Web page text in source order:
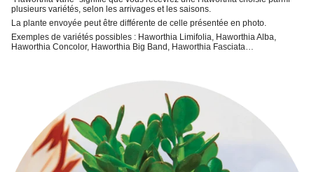
plusieurs variétés, selon les arrivages et les saisons.
La plante envoyée peut être différente de celle présentée en photo.
Exemples de variétés possibles : Haworthia Limifolia, Haworthia Alba,
Haworthia Concolor, Haworthia Big Band, Haworthia Fasciata…